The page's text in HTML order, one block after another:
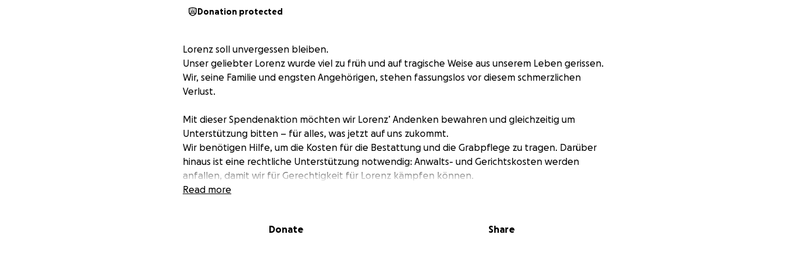
Donation protected
Lorenz soll unvergessen bleiben.
Unser geliebter Lorenz wurde viel zu früh und auf tragische Weise aus unserem Leben gerissen.
Wir, seine Familie und engsten Angehörigen, stehen fassungslos vor diesem schmerzlichen
Verlust.
Mit dieser Spendenaktion möchten wir Lorenz’ Andenken bewahren und gleichzeitig um
Unterstützung bitten – für alles, was jetzt auf uns zukommt.
Wir benötigen Hilfe, um die Kosten für die Bestattung und die Grabpflege zu tragen. Darüber
hinaus ist eine rechtliche Unterstützung notwendig: Anwalts- und Gerichtskosten werden
anfallen, damit wir für Gerechtigkeit für Lorenz kämpfen können.
Auch die psychologische Unterstützung für seine Mutter und unsere Familie ist ein wichtiger
Read more
Donate Share